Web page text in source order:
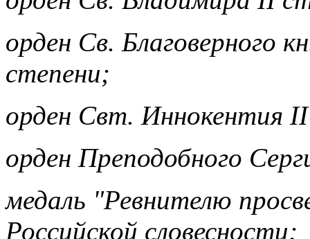
орден Св. Благоверного
степени;
орден Свт. Иннокентия
орден Преподобного
медаль "Ревнителю
Российской словесности;